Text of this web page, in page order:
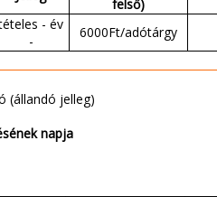
felső)
- év
-
6000Ft/adótárgy
(állandó jelleg)
napja